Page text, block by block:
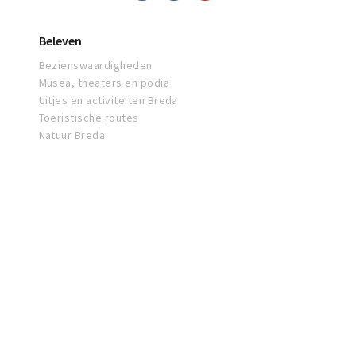
Beleven
Bezienswaardigheden
Musea, theaters en podia
Uitjes en activiteiten Breda
Toeristische routes
Natuur Breda